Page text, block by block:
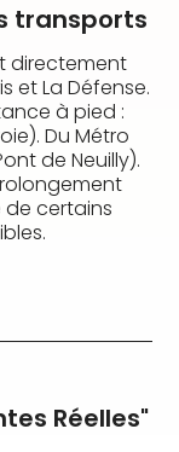
transports
directement
et La Défense.
à pied :
Du Métro
de Neuilly).
de certains
Réelles"